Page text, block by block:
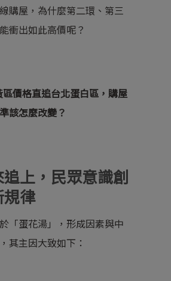
購屋，為什麼第二環、第三
衝出如此高價呢？
價格直追台北蛋白區，購屋
該怎麼改變？
上，民眾意識創
律
「蛋花湯」，形成因素與中
其主因大致如下：